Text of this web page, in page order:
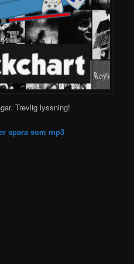
Trevlig lyssning!
spara som mp3